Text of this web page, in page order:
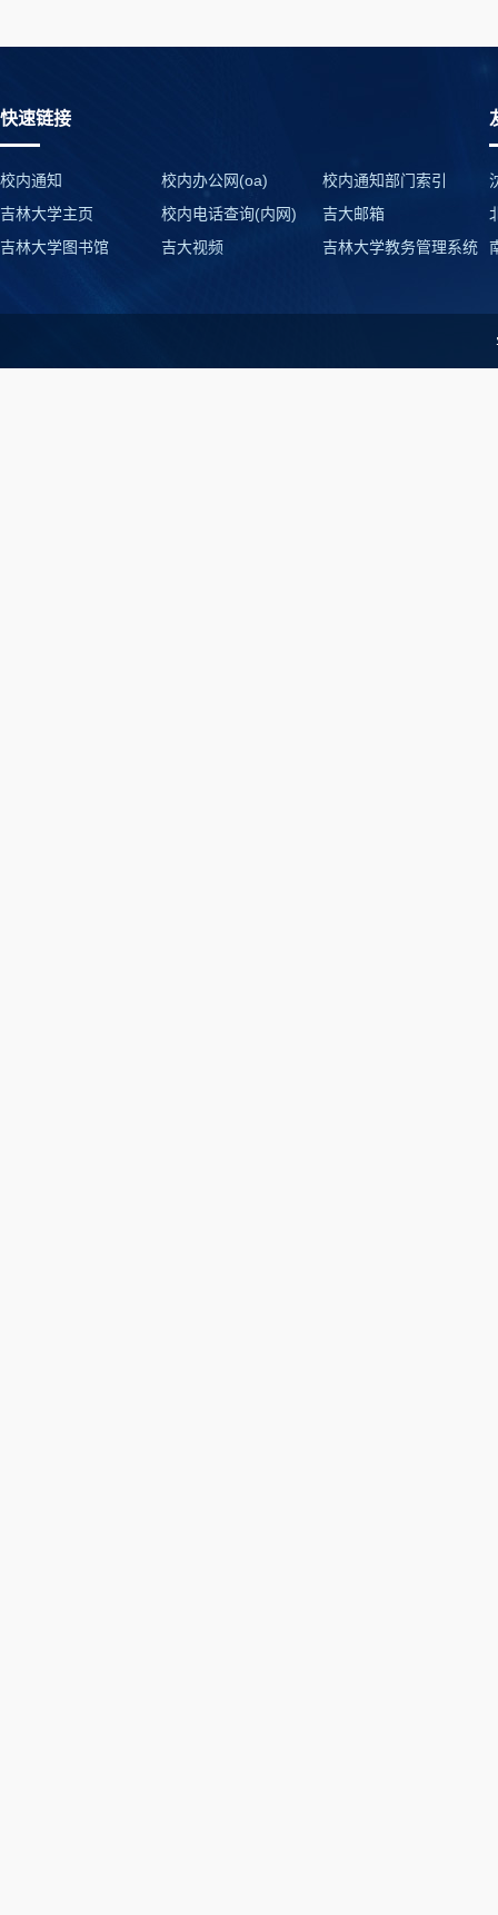
快速链接
校内通知 校内办公网(oa)
校内通知部门索引
吉林大学主页
校内电话查询(内网)
吉大邮箱
吉林大学图书馆
吉大视频 吉林大学教务管理系统